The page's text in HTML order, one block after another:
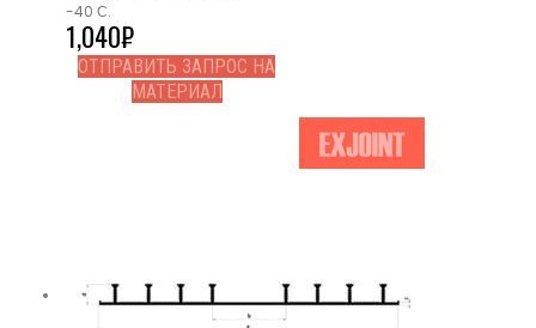
-40 С.
1,040₽
ОТПРАВИТЬ ЗАПРОС НА
МАТЕРИАЛ